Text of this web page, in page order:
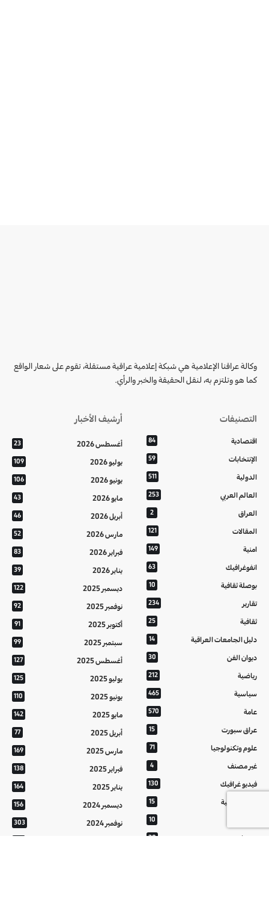
وكالة عراقنا الإعلامية هي شبكة إعلامية عراقية مستقلة، تقوم على شعار الواقع
كما هو وتلتزم به، لنقل الحقيقة والخبر والرأي.
التصنيفات
اقتصادية 84
الإنتخابات 59
الدولية 511
العالم العربي 253
العراق 2
المقالات 121
امنية 149
انفوغرافيك 63
بوصلة ثقافية 10
تقارير 234
ثقافية 25
دليل الجامعات العراقية 14
ديوان الفن 30
رياضية 212
سياسية 465
عامة 570
عراق سبورت 15
علوم وتكنولوجيا 71
غير مصنف 4
فيديو غرافيك 130
معالم عراقية 15
10
منوعات 20
أرشيف الأخبار
أغسطس 2026 23
يوليو 2026 109
يونيو 2026 106
مايو 2026 43
أبريل 2026 46
مارس 2026 52
فبراير 2026 83
يناير 2026 39
ديسمبر 2025 122
نوفمبر 2025 92
أكتوبر 2025 91
سبتمبر 2025 99
أغسطس 2025 127
يوليو 2025 125
يونيو 2025 110
مايو 2025 142
أبريل 2025 77
مارس 2025 169
فبراير 2025 138
يناير 2025 164
ديسمبر 2024 156
نوفمبر 2024 303